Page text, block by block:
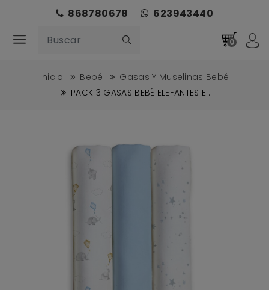
868780678 623943440
0
Inicio Bebé
Gasas Y Muselinas Bebé
PACK 3 GASAS BEBÉ ELEFANTES E...